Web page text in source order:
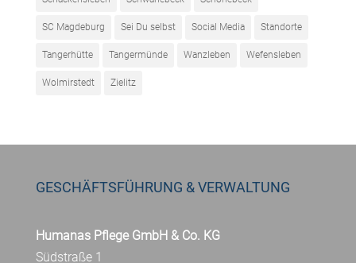
SC Magdeburg Sei Du selbst Social Media Standorte
Tangerhütte Tangermünde Wanzleben Wefensleben
Wolmirstedt Zielitz
GESCHÄFTSFÜHRUNG & VERWALTUNG
Humanas Pflege GmbH & Co. KG
Südstraße 1